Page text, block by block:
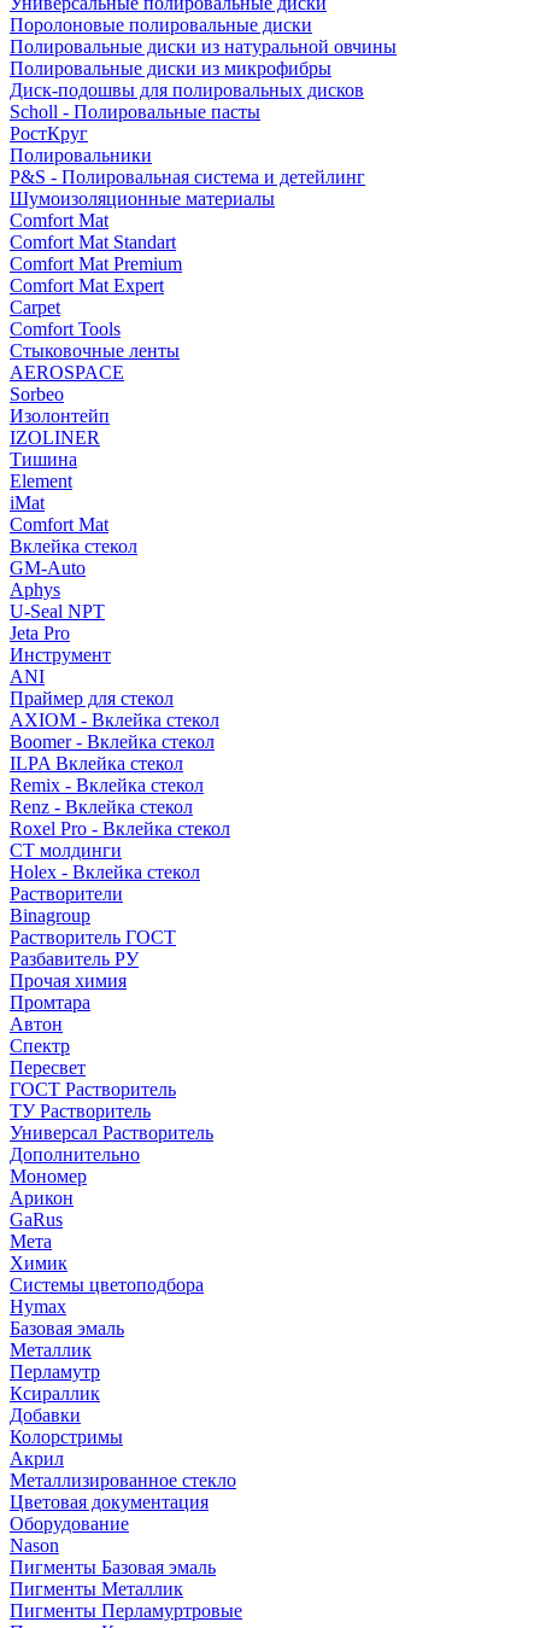
Поролоновые полировальные диски
Полировальные диски из натуральной овчины
Полировальные диски из микрофибры
Диск-подошвы для полировальных дисков
Scholl - Полировальные пасты
РостКруг
Полировальники
P&S - Полировальная система и детейлинг
Шумоизоляционные материалы
Comfort Mat
Comfort Mat Standart
Comfort Mat Premium
Comfort Mat Expert
Carpet
Comfort Tools
Стыковочные ленты
AEROSPACE
Sorbeo
Изолонтейп
IZOLINER
Тишина
Element
iMat
Comfort Mat
Вклейка стекол
GM-Auto
Aphys
U-Seal NPT
Jeta Pro
Инструмент
ANI
Праймер для стекол
AXIOM - Вклейка стекол
Boomer - Вклейка стекол
ILPA Вклейка стекол
Remix - Вклейка стекол
Renz - Вклейка стекол
Roxel Pro - Вклейка стекол
СТ молдинги
Holex - Вклейка стекол
Растворители
Binagroup
Растворитель ГОСТ
Разбавитель РУ
Прочая химия
Промтара
Автон
Спектр
Пересвет
ГОСТ Растворитель
ТУ Растворитель
Универсал Растворитель
Дополнительно
Мономер
Арикон
GaRus
Мета
Химик
Системы цветоподбора
Hymax
Базовая эмаль
Металлик
Перламутр
Ксираллик
Добавки
Колорстримы
Акрил
Металлизированное стекло
Цветовая документация
Оборудование
Nason
Пигменты Базовая эмаль
Пигменты Металлик
Пигменты Перламуртровые